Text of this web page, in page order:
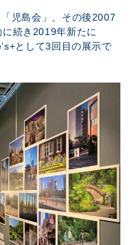
児島会」、その後2007
続き2019年新たに
として3回目の展示で